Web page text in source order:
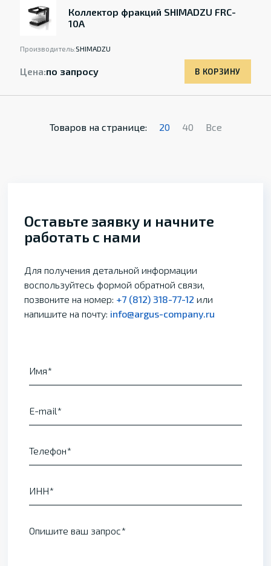
Коллектор фракций SHIMADZU FRC-
10A
Производитель:SHIMADZU
Цена:по запросу В КОРЗИНУ
Товаров на странице: 20 40 Все
Оставьте заявку и начните
работать с нами
Для получения детальной информации
воспользуйтесь формой обратной связи,
позвоните на номер: +7 (812) 318-77-12 или
напишите на почту: info@argus-company.ru
Имя
E-mail
Телефон
ИНН
Опишите ваш запрос